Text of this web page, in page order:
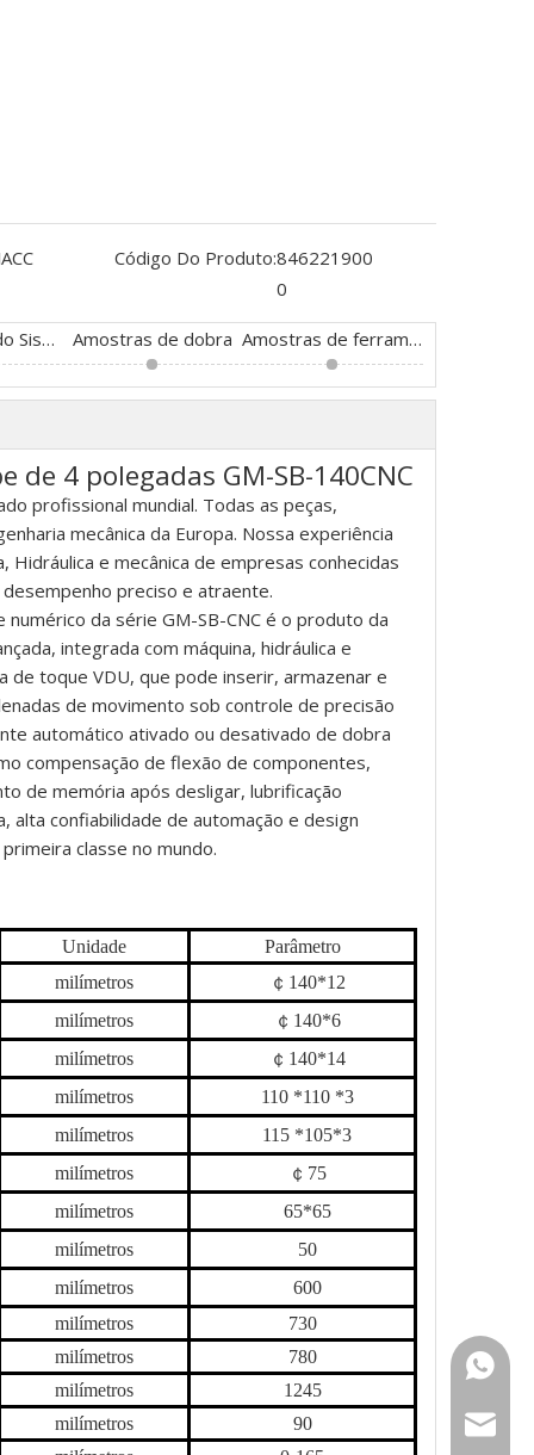
Código Do Produto:846221900
0
Configuração do Sistema de Controle Hidráulico e Eletrônico Amostras de dobra Amostras de ferramentas
4 polegadas GM-SB-140CNC
profissional mundial. Todas as peças,
mecânica da Europa. Nossa experiência
e mecânica de empresas conhecidas
preciso e atraente.
da série GM-SB-CNC é o produto da
integrada com máquina, hidráulica e
de toque VDU, que pode inserir, armazenar e
de movimento sob controle de precisão
automático ativado ou desativado de dobra
compensação de flexão de componentes,
de memória após desligar, lubrificação
alta confiabilidade de automação e design
classe no mundo.
Unidade
Parâmetro
milímetros ￠ 140*12
milímetros ￠ 140*6
milímetros ￠ 140*14
milímetros 110 *110 *3
milímetros 11 5 *105*3
milímetros ￠ 75
milímetros 65*65
milímetros 50
milímetros 600
milímetros
730
milímetros 780
milímetros
1245
milímetros 90
+86